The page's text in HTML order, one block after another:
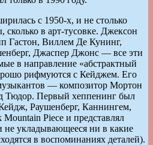
с 1950-х, и не столько
в арт-тусовке. Джексон
Гастон, Виллем Де Кунинг,
Джаспер Джонс — все эти
в направление «абстрактный
рифмуются с Кейджем. Его
— композитор Мортон
Тюдор. Первый хеппенинг был
Раушенберг, Каннингем,
Piece и представлял
не укладывающееся ни в какие
в воспоминаниях деталей).